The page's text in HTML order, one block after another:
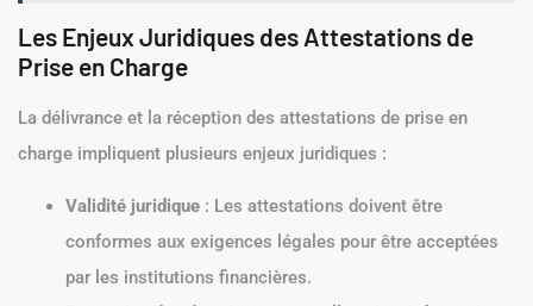
document officiel.
Copies des prescriptions
LIRE AUSSI Obligés et éligibles CEE : qui sont-ils et
Les Enjeux Juridiques des Attestations de
Prise en Charge